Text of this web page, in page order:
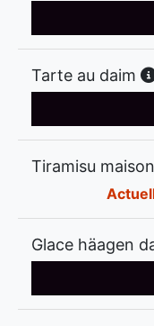
Tarte au daim
Tiramisu maison
Glace häagen